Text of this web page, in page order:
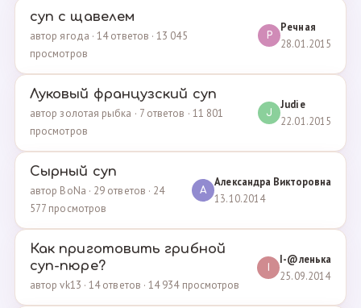
суп с щавелем
автор ягода · 14 ответов · 13 045
просмотров
Р
Речная
28.01.2015
Луковый французский суп
автор золотая рыбка · 7 ответов · 11 801
просмотров
J
Judie
22.01.2015
Сырный суп
автор BoNa · 29 ответов · 24
577 просмотров
А
Александра Викторовна
13.10.2014
Как приготовить грибной
суп-пюре?
автор vk13 · 14 ответов · 14 934 просмотров
I-@ленька
25.09.2014